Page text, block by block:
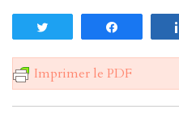
Imprimer le PDF